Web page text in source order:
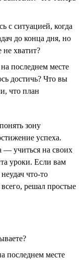
с ситуацией, когда
до конца дня, но
хватит?
последнем месте
достичь? Что вы
что план
зону
успеха.
учиться на своих
уроки. Если вам
что-то
решал простые
последнем месте